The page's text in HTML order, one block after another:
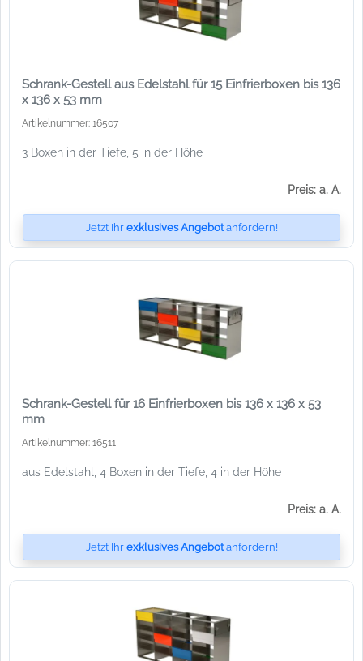
Schrank-Gestell aus Edelstahl für 15 Einfrierboxen bis 136
x 136 x 53 mm
Artikelnummer: 16507
3 Boxen in der Tiefe, 5 in der Höhe
Preis: a. A.
Jetzt Ihr exklusives Angebotanfordern!
Schrank-Gestell für 16 Einfrierboxen bis 136 x 136 x 53
mm
Artikelnummer: 16511
aus Edelstahl, 4 Boxen in der Tiefe, 4 in der Höhe
Preis: a. A.
Jetzt Ihr exklusives Angebotanfordern!